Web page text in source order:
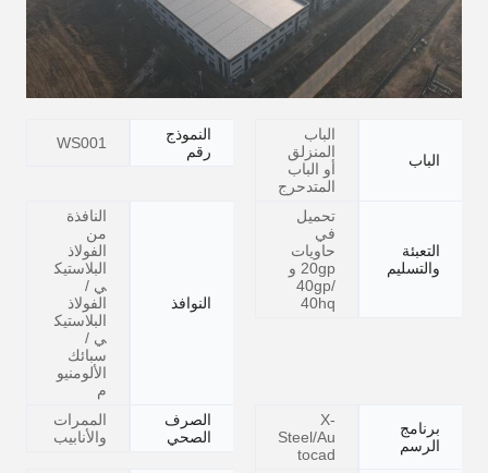
النموذج
رقم
WS001
الباب
الباب
المنزلق
أو الباب
المتدحرج
النوافذ
النافذة
من
الفولاذ
البلاستيك
ي /
الفولاذ
البلاستيك
ي /
سبائك
الألومنيو
م
التعبئة
والتسليم
تحميل
في
حاويات
20gp و
40gp/
40hq
الصرف
الصحي
الممرات
والأنابيب
برنامج
الرسم
X-
Steel/Au
tocad